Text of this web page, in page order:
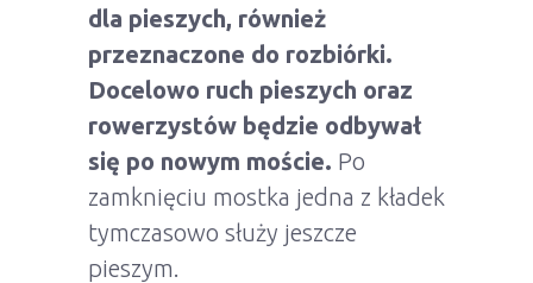
dla pieszych, również
przeznaczone do rozbiórki.
Docelowo ruch pieszych oraz
rowerzystów będzie odbywał
się po nowym moście. Po
zamknięciu mostka jedna z kładek
tymczasowo służy jeszcze
pieszym.